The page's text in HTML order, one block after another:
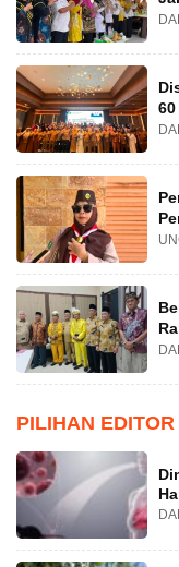
PILIHAN EDITOR